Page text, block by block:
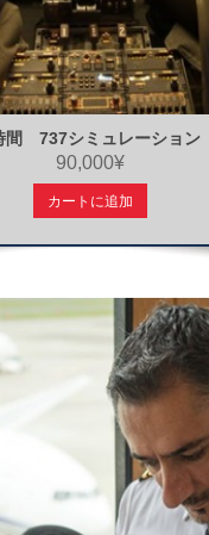
間 737シミュレーション
90,000¥
カートに追加